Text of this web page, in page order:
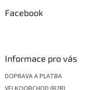
Facebook
Informace pro vás
DOPRAVA A PLATBA